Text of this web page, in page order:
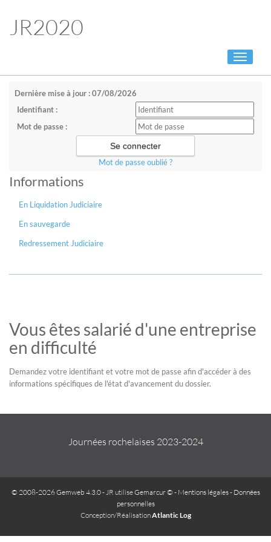
JR2020
Toggle
Dernière mise à jour : 07/08/2026
Identifiant :
Mot de passe :
Mot de passe oublié ?
Informations
En Liquidation Judiciaire
En sauvegarde
Redressement Judiciaire
Vous êtes salarié d'une entreprise
en difficulté
Demandez votre identifiant et votre mot de passe afin d'accéder à des
informations spécifiques de l'état d'avancement du dossier.
Journées rochelaises 2023-2024
© 2008-2026 Gemweb 4.3.0- JR utiliseGemarcur © - Mentions légales- Données
personnelles
Conception/RéalisationAtlantic Log